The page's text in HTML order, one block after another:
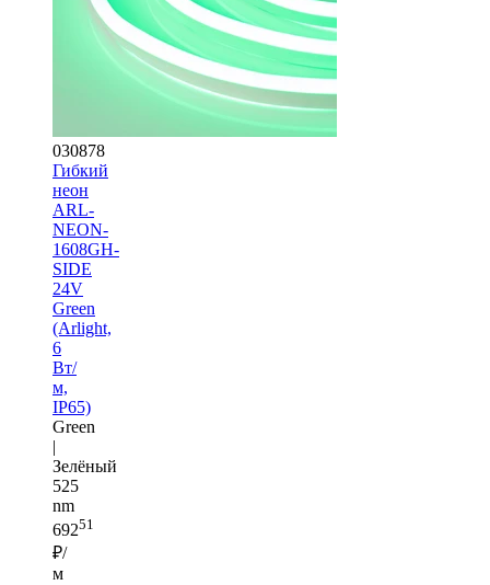
030878
Гибкий
неон
ARL-
NEON-
1608GH-
SIDE
24V
Green
(Arlight,
6
Вт/
м,
IP65)
Green
|
Зелёный
525
nm
69251
₽/
м